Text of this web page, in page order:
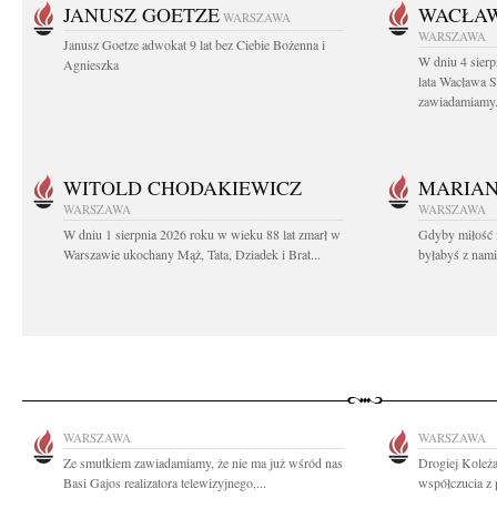
JANUSZ GOETZE WARSZAWA
Janusz Goetze adwokat 9 lat bez Ciebie Bożenna i
Agnieszka
WARSZAWA
W dniu 4
lata Wacława
WITOLD CHODAKIEWICZ
WARSZAWA
W dniu 1 sierpnia 2026 roku w wieku 88 lat zmarł w
Warszawie ukochany Mąż, Tata, Dziadek i Brat...
WARSZAWA
Gdyby miłość
byłabyś z
WARSZAWA
Ze smutkiem zawiadamiamy, że nie ma już wśród nas
Basi Gajos realizatora telewizyjnego,...
WARSZAWA
Drogiej
współczucia